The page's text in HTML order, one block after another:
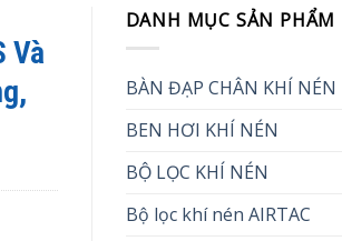
Và
DANH MỤC SẢN PHẨM
BÀN ĐẠP CHÂN KHÍ NÉN
BEN HƠI KHÍ NÉN
BỘ LỌC KHÍ NÉN
Bộ lọc khí nén AIRTAC